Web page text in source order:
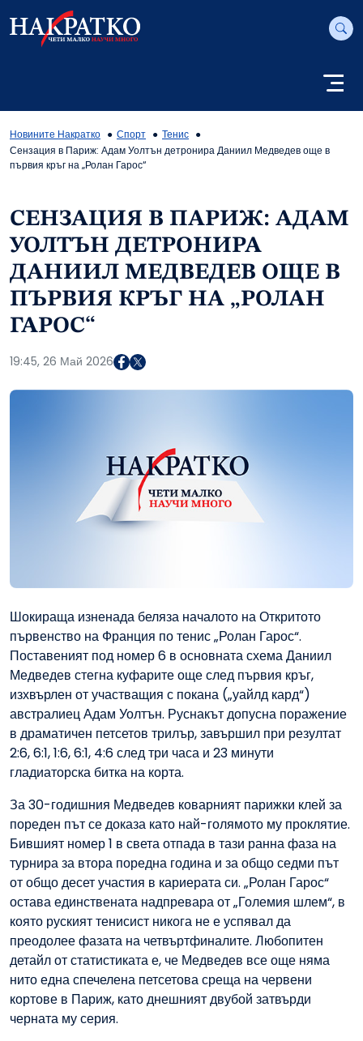
Новините Накратко Спорт
Тенис
Сензация в Париж: Адам Уолтън детронира Даниил Медведев още в
първия кръг на „Ролан Гарос“
СЕНЗАЦИЯ В ПАРИЖ: АДАМ
УОЛТЪН ДЕТРОНИРА
ДАНИИЛ МЕДВЕДЕВ ОЩЕ В
ПЪРВИЯ КРЪГ НА „РОЛАН
ГАРОС“
19:45, 26 Май 2026
Шокираща изненада беляза началото на Откритото
първенство на Франция по тенис „Ролан Гарос“.
Поставеният под номер 6 в основната схема Даниил
Медведев стегна куфарите още след първия кръг,
изхвърлен от участващия с покана („уайлд кард“)
австралиец Адам Уолтън. Руснакът допусна поражение
в драматичен петсетов трилър, завършил при резултат
2:6, 6:1, 1:6, 6:1, 4:6 след три часа и 23 минути
гладиаторска битка на корта.
За 30-годишния Медведев коварният парижки клей за
пореден път се доказа като най-голямото му проклятие.
Бившият номер 1 в света отпада в тази ранна фаза на
турнира за втора поредна година и за общо седми път
от общо десет участия в кариерата си. „Ролан Гарос“
остава единствената надпревара от „Големия шлем“, в
която руският тенисист никога не е успявал да
преодолее фазата на четвъртфиналите. Любопитен
детайл от статистиката е, че Медведев все още няма
нито една спечелена петсетова среща на червени
кортове в Париж, като днешният двубой затвърди
черната му серия.